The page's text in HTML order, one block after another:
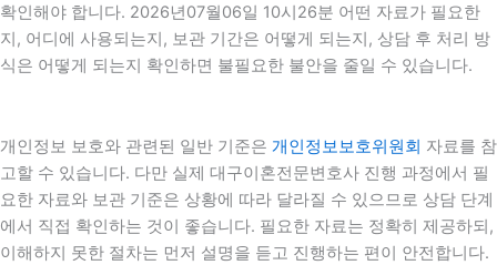
확인해야 합니다. 2026년07월06일 10시26분 어떤 자료가 필요한
지, 어디에 사용되는지, 보관 기간은 어떻게 되는지, 상담 후 처리 방
식은 어떻게 되는지 확인하면 불필요한 불안을 줄일 수 있습니다.
개인정보 보호와 관련된 일반 기준은 개인정보보호위원회 자료를 참
고할 수 있습니다. 다만 실제 대구이혼전문변호사 진행 과정에서 필
요한 자료와 보관 기준은 상황에 따라 달라질 수 있으므로 상담 단계
에서 직접 확인하는 것이 좋습니다. 필요한 자료는 정확히 제공하되,
이해하지 못한 절차는 먼저 설명을 듣고 진행하는 편이 안전합니다.